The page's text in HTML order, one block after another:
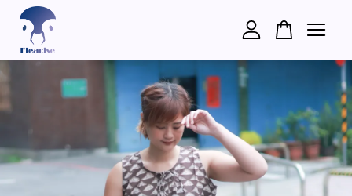
您的購物車目前還是空的。
繼續購物